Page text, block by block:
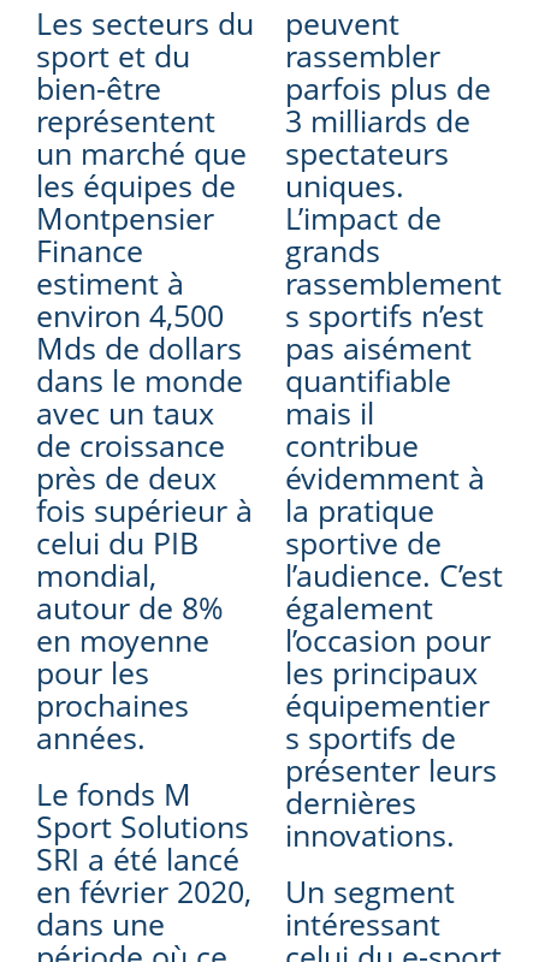
Les secteurs du
sport et du
bien-être
représentent
un marché que
les équipes de
Montpensier
Finance
estiment à
environ 4,500
Mds de dollars
dans le monde
avec un taux
de croissance
près de deux
fois supérieur à
celui du PIB
mondial,
autour de 8%
en moyenne
pour les
prochaines
années.
Le fonds M
Sport Solutions
SRI a été lancé
en février 2020,
dans une
peuvent
rassembler
parfois plus de
3 milliards de
spectateurs
uniques.
L’impact de
grands
rassemblement
s sportifs n’est
pas aisément
quantifiable
mais il
contribue
évidemment à
la pratique
sportive de
l’audience. C’est
également
l’occasion pour
les principaux
équipementier
s sportifs de
présenter leurs
dernières
innovations.
Un segment
intéressant